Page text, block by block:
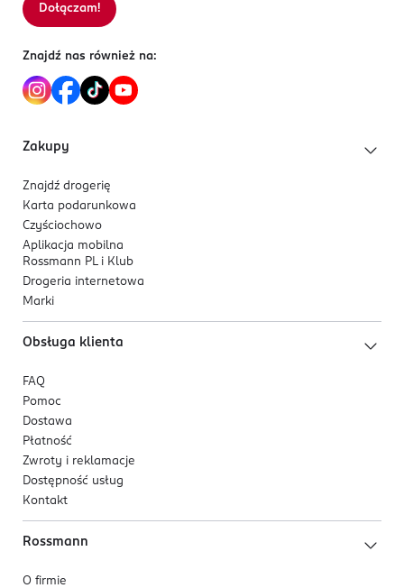
Sortowanie wg
Dołączam!
Znajdź nas również na:
Zakupy
Znajdź drogerię
Karta podarunkowa
Czyściochowo
Aplikacja mobilna
Rossmann PL i Klub
Drogeria internetowa
Marki
Obsługa klienta
FAQ
Pomoc
Dostawa
Płatność
Zwroty i reklamacje
Dostępność usług
Kontakt
Rossmann
O firmie